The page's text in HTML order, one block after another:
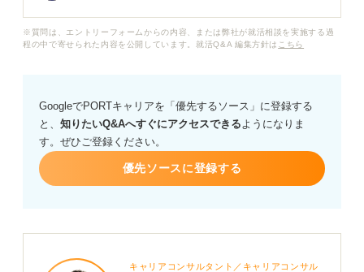
いのか判断できません。長期インターンはいつから始め
※質問は、エントリーフォームからの内容、または弊社が就活相談を実施する過
程の中で寄せられた内容を公開しています。就活Q&A 編集方針は こちら
GoogleでPORTキャリアを「優先するソース」に登録する
と、 知りたいQ&Aへすぐにアクセスできるようになりま
す。ぜひご登録ください。
優先ソースに登録する
キャリアコンサルタント／キャリアコンサル